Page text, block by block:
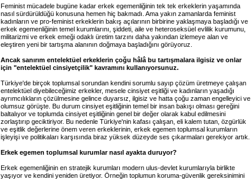
Feminist mücadele bugüne kadar erkek egemenliğinin tek tek erkeklerin yaşamında
nasıl sürdürüldüğü konusuna hemen hiç bakmadı. Ama yakın zamanlarda feminist
kadınların ve pro-feminist erkeklerin bakış açılarının birbirine yaklaşmaya başladığı ve
erkek egemenliğinin temel kurumlarını, şiddeti, aile ve heteroseksüel evlilik kurumunu,
militarizmi ve erkek emeği odaklı üretim tarzını daha yakından izlemeye alan ve
eleştiren yeni bir tartışma alanının doğmaya başladığını görüyoruz.
Ancak sanırım entelektüel erkeklerin çoğu hâlâ bu tartışmalara ilgisiz ve onlar
için "entelektüel cinsiyetçilik" kavramını kullanıyorsunuz.
Türkiye'de birçok toplumsal sorundan kendini sorumlu sayıp çözüm üretmeye çalışan
entelektüel diyebileceğimiz erkekler, mesele cinsiyet eşitliği ve kadınların yaşadığı
ayrımcılıkların çözülmesine gelince duyarsız, ilgisiz ve hatta çoğu zaman engelleyici ve
olumsuz görüşte. Bu durum cinsiyet eşitliğinin temel bir insan bakışı olması gereğini
baltalıyor ve toplumda cinsiyet eşitliğinin genel bir değer olarak kabul edilmesini
zorlaştırıp geciktiriyor. Bu nedenle Türkiye'nin kafası çalışan, eli kalem tutan, özgürlük
ve eşitlik değerlerine önem veren erkeklerinin, erkek egemen toplumsal kurumların
işleyişi ve politikaları karşısında biraz yüksek düzeyde ses çıkarmaları gerekiyor artık.
Erkek egemen toplumsal kurumlar nasıl ayakta duruyor?
Erkek egemenliğinin en stratejik kurumları modern ulus-devlet kurumlarıyla birlikte
yaşıyor ve kendini yeniden üretiyor. Örneğin toplumun koruma-güvenlik gereksinimini